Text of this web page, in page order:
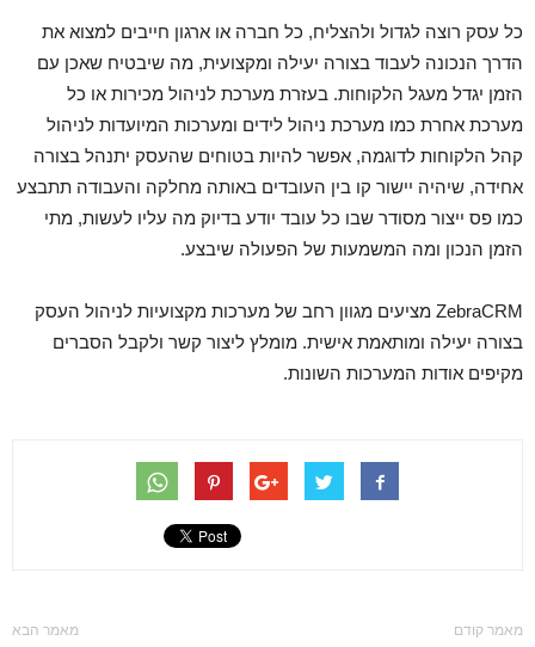
כל עסק רוצה לגדול ולהצליח, כל חברה או ארגון חייבים למצוא את
הדרך הנכונה לעבוד בצורה יעילה ומקצועית, מה שיבטיח שאכן עם
הזמן יגדל מעגל הלקוחות. בעזרת מערכת לניהול מכירות או כל
מערכת אחרת כמו מערכת ניהול לידים ומערכות המיועדות לניהול
קהל הלקוחות לדוגמה, אפשר להיות בטוחים שהעסק יתנהל בצורה
אחידה, שיהיה יישור קו בין העובדים באותה מחלקה והעבודה תתבצע
כמו פס ייצור מסודר שבו כל עובד יודע בדיוק מה עליו לעשות, מתי
הזמן הנכון ומה המשמעות של הפעולה שיבצע.
ZebraCRM מציעים מגוון רחב של מערכות מקצועיות לניהול העסק
בצורה יעילה ומותאמת אישית. מומלץ ליצור קשר ולקבל הסברים
מקיפים אודות המערכות השונות.
מאמר קודם מאמר הבא